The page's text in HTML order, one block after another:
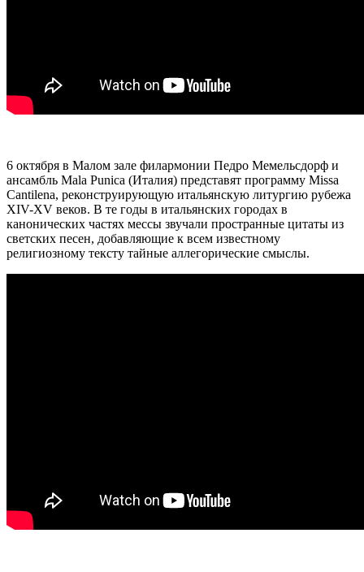
6 октября в Малом зале филармонии Педро Мемельсдорф и
ансамбль Mala Punica (Италия) представят программу Missa
Cantilena, реконструирующую итальянскую литургию рубежа
XIV-XV веков. В те годы в итальянских городах в
канонических частях мессы звучали пространные цитаты из
светских песен, добавляющие к всем известному
религиозному тексту тайные аллегорические смыслы.